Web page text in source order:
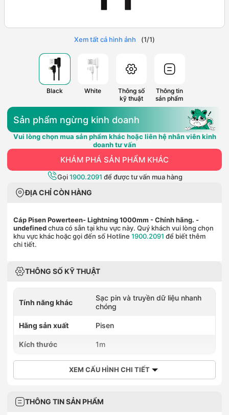
Xem tất cả hình ảnh (1/1)
Black White
Thông số
kỹ thuật
Thông tin
sản phẩm
Sản phẩm ngừng kinh doanh
Vui lòng chọn mua sản phẩm khác hoặc liên hệ nhân viên kinh
doanh tư vấn
KHÁM PHÁ SẢN PHẨM KHÁC
Gọi1900.2091 để được tư vấn mua hàng
ĐỊA CHỈ CÒN HÀNG
Cáp Pisen Powerteen- Lightning 1000mm - Chính hãng. -
undefinedchưa có sẵn tại khu vực này. Quý khách vui lòng chọn
khu vực khác hoặc gọi đến số Hotline 1900.2091 để biết thêm
chi tiết.
THÔNG SỐ KỸ THUẬT
Tính năng khác
Sạc pin và truyền dữ liệu nhanh
chóng
Hãng sản xuất Pisen
Kích thước 1m
XEM CẤU HÌNH CHI TIẾT
THÔNG TIN SẢN PHẨM